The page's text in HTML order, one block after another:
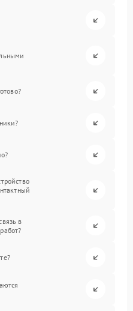
в